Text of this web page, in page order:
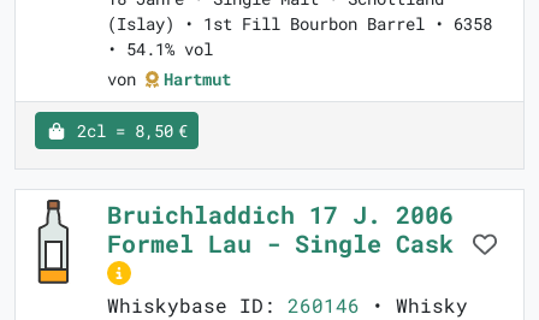
(Islay) • 1st Fill Bourbon Barrel • 6358
• 54.1% vol
von
Hartmut
2cl = 8,50 €
Bruichladdich 17 J. 2006
Formel Lau - Single Cask
Whiskybase ID: 260146 • Whisky